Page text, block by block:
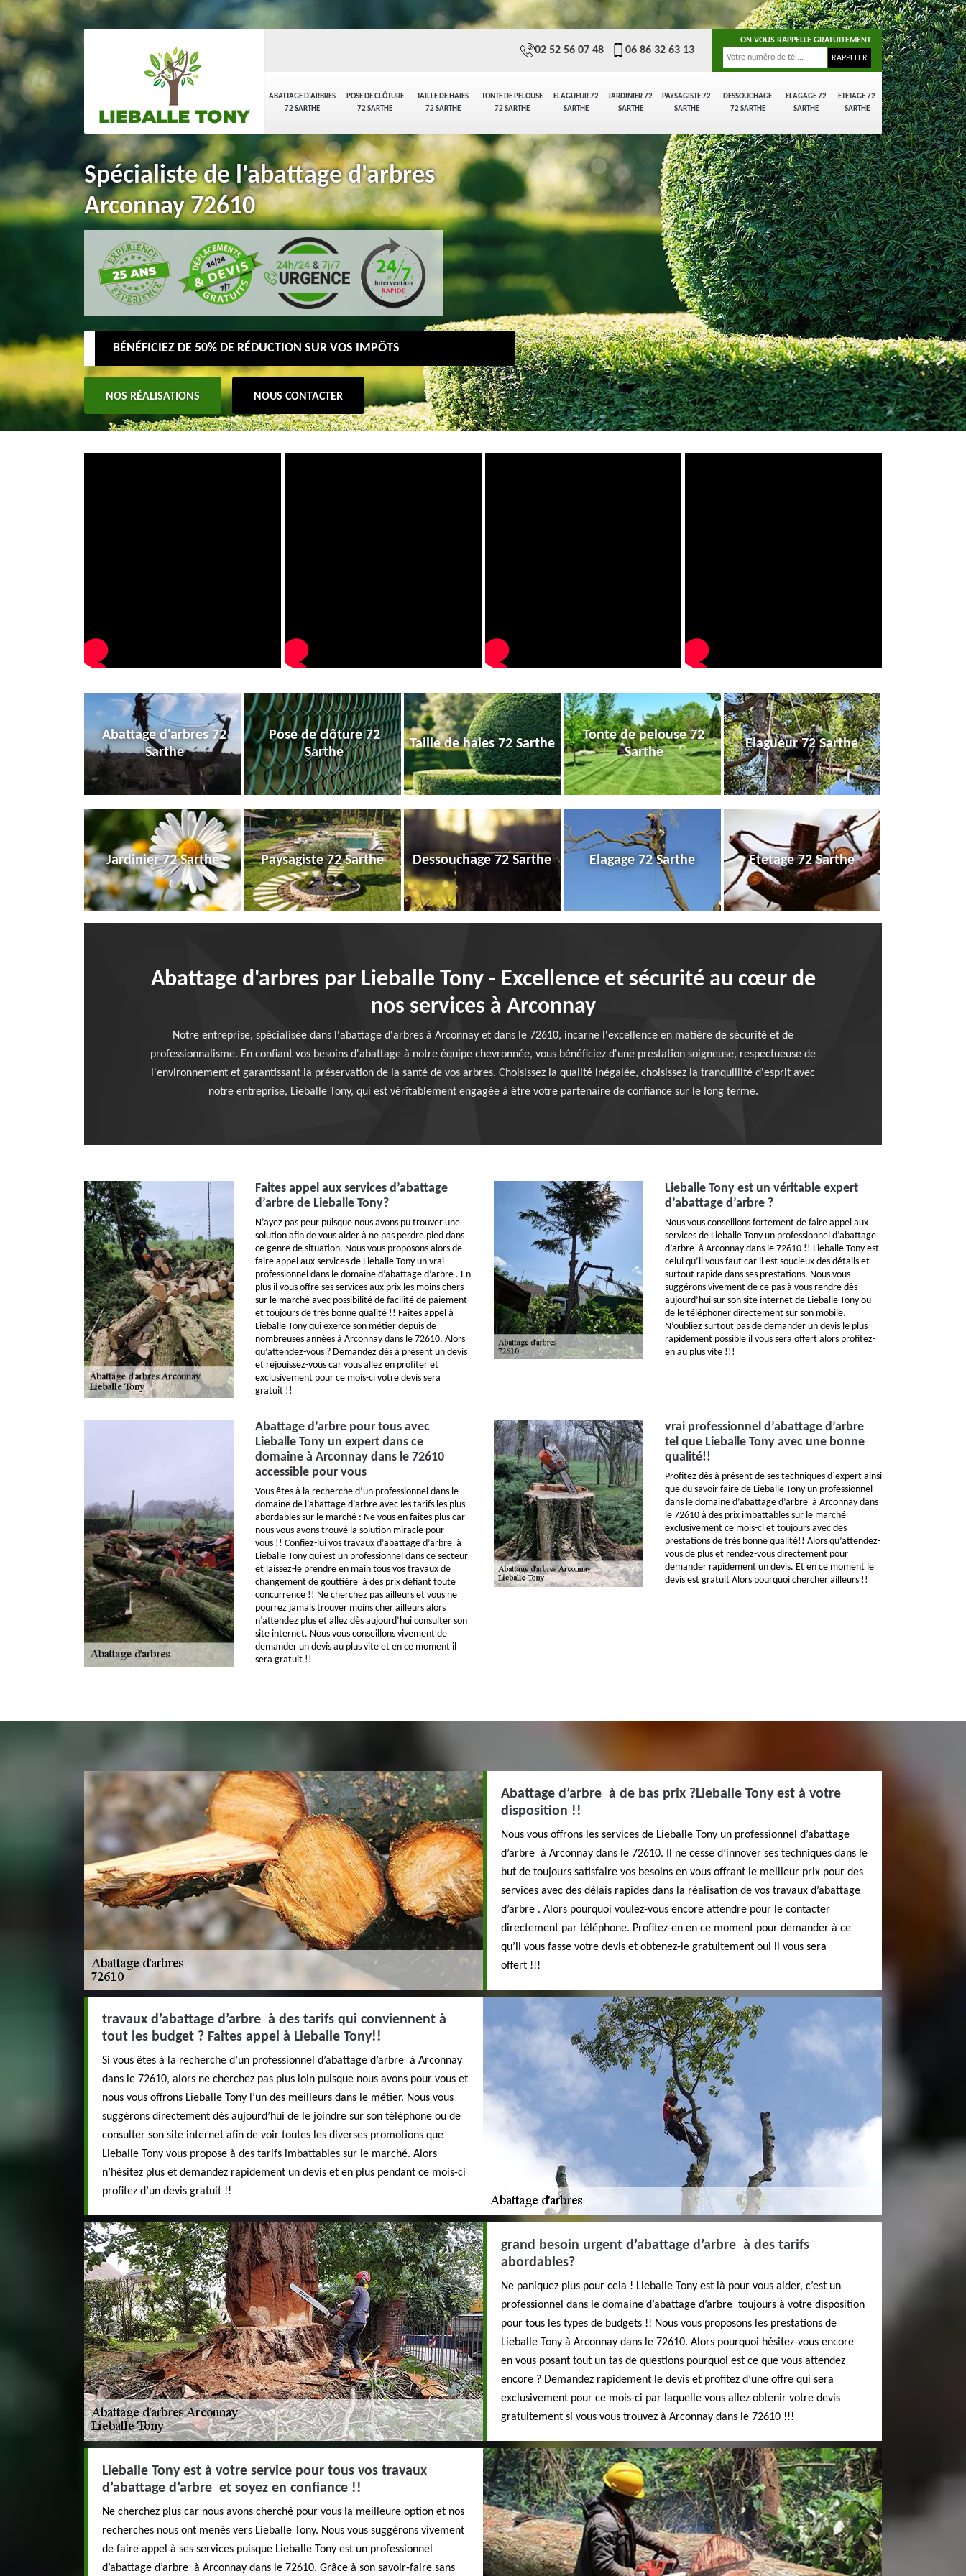
ABATTAGE D'ARBRES
72 SARTHE
POSE DE CLÔTURE
72 SARTHE
TAILLE DE HAIES
72 SARTHE
TONTE DE PELOUSE
72 SARTHE
ELAGUEUR 72
SARTHE
JARDINIER 72
SARTHE
PAYSAGISTE 72
SARTHE
DESSOUCHAGE
72 SARTHE
ELAGAGE 72
SARTHE
ETETAGE 72
SARTHE
02 52 56 07 48 06 86 32 63 13
ON VOUS RAPPELLE GRATUITEMENT
Spécialiste de l'abattage d'arbres
Arconnay 72610
BÉNÉFICIEZ DE 50% DE RÉDUCTION SUR VOS IMPÔTS
NOS RÉALISATIONS NOUS CONTACTER
Abattage d'arbres 72
Sarthe
Pose de clôture 72
Sarthe
Taille de haies 72 Sarthe
Tonte de pelouse 72
Sarthe
Elagueur 72 Sarthe
Jardinier 72 Sarthe Paysagiste 72 Sarthe Dessouchage 72 Sarthe Elagage 72 Sarthe Etetage 72 Sarthe
Abattage d'arbres par Lieballe Tony - Excellence et sécurité au cœur de
nos services à Arconnay
Notre entreprise, spécialisée dans l'abattage d'arbres à Arconnay et dans le 72610, incarne l'excellence en matière de sécurité et de
professionnalisme. En confiant vos besoins d'abattage à notre équipe chevronnée, vous bénéficiez d'une prestation soigneuse, respectueuse de
l'environnement et garantissant la préservation de la santé de vos arbres. Choisissez la qualité inégalée, choisissez la tranquillité d'esprit avec
notre entreprise, Lieballe Tony, qui est véritablement engagée à être votre partenaire de confiance sur le long terme.
Faites appel aux services d’abattage
d’arbre de Lieballe Tony?
N’ayez pas peur puisque nous avons pu trouver une
solution afin de vous aider à ne pas perdre pied dans
ce genre de situation. Nous vous proposons alors de
faire appel aux services de Lieballe Tony un vrai
professionnel dans le domaine d’abattage d’arbre . En
plus il vous offre ses services aux prix les moins chers
sur le marché avec possibilité de facilité de paiement
et toujours de très bonne qualité !! Faites appel à
Lieballe Tony qui exerce son métier depuis de
nombreuses années à Arconnay dans le 72610. Alors
qu’attendez-vous ? Demandez dès à présent un devis
et réjouissez-vous car vous allez en profiter et
exclusivement pour ce mois-ci votre devis sera
gratuit !!
Lieballe Tony est un véritable expert
d’abattage d’arbre ?
Nous vous conseillons fortement de faire appel aux
services de Lieballe Tony un professionnel d’abattage
d’arbre à Arconnay dans le 72610 !! Lieballe Tony est
celui qu’il vous faut car il est soucieux des détails et
surtout rapide dans ses prestations. Nous vous
suggérons vivement de ce pas à vous rendre dès
aujourd’hui sur son site internet de Lieballe Tony ou
de le téléphoner directement sur son mobile.
N’oubliez surtout pas de demander un devis le plus
rapidement possible il vous sera offert alors profitez-
en au plus vite !!!
Abattage d’arbre pour tous avec
Lieballe Tony un expert dans ce
domaine à Arconnay dans le 72610
accessible pour vous
Vous êtes à la recherche d’un professionnel dans le
domaine de l’abattage d’arbre avec les tarifs les plus
abordables sur le marché : Ne vous en faites plus car
nous vous avons trouvé la solution miracle pour
vous !! Confiez-lui vos travaux d’abattage d’arbre à
Lieballe Tony qui est un professionnel dans ce secteur
et laissez-le prendre en main tous vos travaux de
changement de gouttière à des prix défiant toute
concurrence !! Ne cherchez pas ailleurs et vous ne
pourrez jamais trouver moins cher ailleurs alors
n’attendez plus et allez dès aujourd’hui consulter son
site internet. Nous vous conseillons vivement de
demander un devis au plus vite et en ce moment il
sera gratuit !!
vrai professionnel d’abattage d’arbre
tel que Lieballe Tony avec une bonne
qualité!!
Profitez dès à présent de ses techniques d`expert ainsi
que du savoir faire de Lieballe Tony un professionnel
dans le domaine d’abattage d’arbre à Arconnay dans
le 72610 à des prix imbattables sur le marché
exclusivement ce mois-ci et toujours avec des
prestations de très bonne qualité!! Alors qu’attendez-
vous de plus et rendez-vous directement pour
demander rapidement un devis. Et en ce moment le
devis est gratuit Alors pourquoi chercher ailleurs !!
Abattage d’arbre à de bas prix ?Lieballe Tony est à votre
disposition !!
Nous vous offrons les services de Lieballe Tony un professionnel d’abattage
d’arbre à Arconnay dans le 72610. Il ne cesse d’innover ses techniques dans le
but de toujours satisfaire vos besoins en vous offrant le meilleur prix pour des
services avec des délais rapides dans la réalisation de vos travaux d’abattage
d’arbre . Alors pourquoi voulez-vous encore attendre pour le contacter
directement par téléphone. Profitez-en en ce moment pour demander à ce
qu’il vous fasse votre devis et obtenez-le gratuitement oui il vous sera
offert !!!
travaux d’abattage d’arbre à des tarifs qui conviennent à
tout les budget ? Faites appel à Lieballe Tony!!
Si vous êtes à la recherche d’un professionnel d’abattage d’arbre à Arconnay
dans le 72610, alors ne cherchez pas plus loin puisque nous avons pour vous et
nous vous offrons Lieballe Tony l’un des meilleurs dans le métier. Nous vous
suggérons directement dès aujourd’hui de le joindre sur son téléphone ou de
consulter son site internet afin de voir toutes les diverses promotions que
Lieballe Tony vous propose à des tarifs imbattables sur le marché. Alors
n’hésitez plus et demandez rapidement un devis et en plus pendant ce mois-ci
profitez d’un devis gratuit !!
grand besoin urgent d’abattage d’arbre à des tarifs
abordables?
Ne paniquez plus pour cela ! Lieballe Tony est là pour vous aider, c’est un
professionnel dans le domaine d’abattage d’arbre toujours à votre disposition
pour tous les types de budgets !! Nous vous proposons les prestations de
Lieballe Tony à Arconnay dans le 72610. Alors pourquoi hésitez-vous encore
en vous posant tout un tas de questions pourquoi est ce que vous attendez
encore ? Demandez rapidement le devis et profitez d’une offre qui sera
exclusivement pour ce mois-ci par laquelle vous allez obtenir votre devis
gratuitement si vous vous trouvez à Arconnay dans le 72610 !!!
Lieballe Tony est à votre service pour tous vos travaux
d’abattage d’arbre et soyez en confiance !!
Ne cherchez plus car nous avons cherché pour vous la meilleure option et nos
recherches nous ont menés vers Lieballe Tony. Nous vous suggérons vivement
de faire appel à ses services puisque Lieballe Tony est un professionnel
d’abattage d’arbre à Arconnay dans le 72610. Grâce à son savoir-faire sans